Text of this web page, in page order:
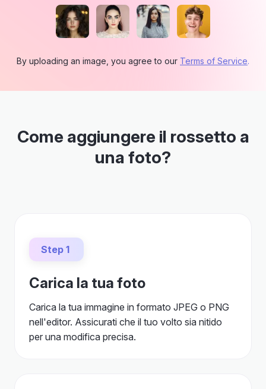
By uploading an image, you agree to our Terms of Service.
Come aggiungere il rossetto a
una foto?
Step 1
Carica la tua foto
Carica la tua immagine in formato JPEG o PNG
nell'editor. Assicurati che il tuo volto sia nitido
per una modifica precisa.